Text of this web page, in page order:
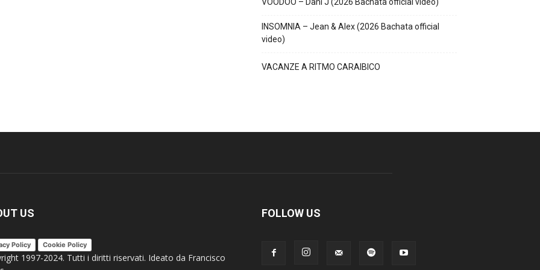
VOODOO – Dani J (2026 Bachata official video)
INSOMNIA – Jean & Alex (2026 Bachata official
video)
VACANZE A RITMO CARAIBICO
US
Policy Cookie Policy
1997-2024. Tutti i diritti riservati. Ideato da Francisco
FOLLOW US